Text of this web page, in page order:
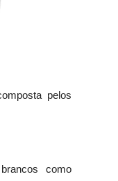
pelos
como